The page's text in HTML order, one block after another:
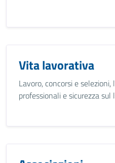
Vita lavorativa
Lavoro, concorsi e
professionali e sicurezza sul